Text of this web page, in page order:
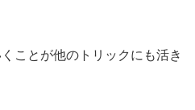
ことが他のトリックにも活き